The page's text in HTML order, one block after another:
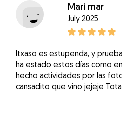
Mari mar
July 2025
Itxaso es estupenda, y
ha estado estos días como
hecho actividades por las
cansadito que vino jejeje